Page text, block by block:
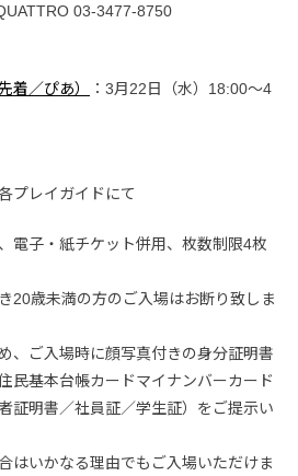
03-3477-8750
着／ぴあ）
：3月22日（水）18:00〜4
プレイガイドにて
電子・紙チケット併用、枚数制限4枚
20歳未満の方のご入場はお断り致しま
、ご入場時に顔写真付きの身分証明書
民基本台帳カードマイナンバーカード
証明書／社員証／学生証）をご提示い
はいかなる理由でもご入場いただけま